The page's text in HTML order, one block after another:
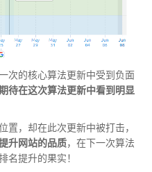
次的核心算法更新中受到负面
待在这次算法更新中看到明显
置，却在此次更新中被打击，
升网站的品质，在下一次算法
名提升的果实！